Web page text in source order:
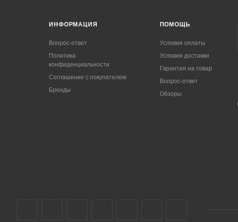
ИНФОРМАЦИЯ
Вопрос-ответ
Политика
конфиденциальности
Соглашение с покупателем
Бренды
ПОМОЩЬ
Условия оплаты
Условия доставки
Гарантия на товар
Вопрос-ответ
Обзоры